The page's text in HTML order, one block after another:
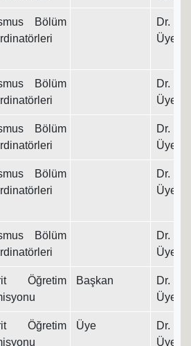
Bölüm
Dr.
Üyesi
Bölüm
Dr.
Üyesi
Bölüm
Dr.
Üyesi
Bölüm
Dr.
Üyesi
Bölüm
Dr.
Üyesi
Öğretim
Başkan
Dr.
Üyesi
Öğretim
Üye
Dr.
Üyesi